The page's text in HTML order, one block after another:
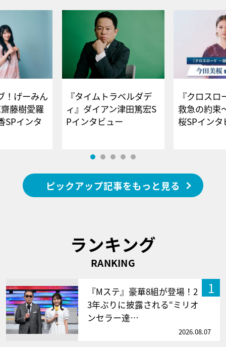
！げーみん
藤樹愛羅
SPインタ
『タイムトラベルダデ
ィ』ダイアン津田篤宏S
Pインタビュー
『クロス
救急の約束
桜SPイ
ピックアップ記事をもっと見る
ランキング
RANKING
1
『Mステ』豪華8組が登場！2
3年ぶりに披露される“ミリオ
ンセラー達…
2026.08.07